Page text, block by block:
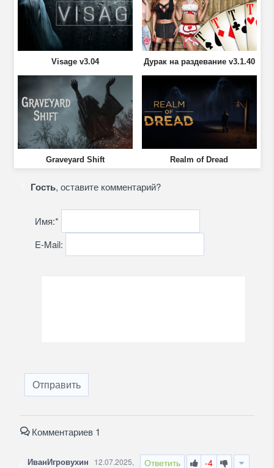
Visage v3.04 Дурак на раздевание v3.1.40
Graveyard Shift Realm of Dread
Гость, оставите комментарий?
Имя:*
E-Mail:
Отправить
Комментариев 1
Ответить -4
ИванИгровухин
12.07.2025,